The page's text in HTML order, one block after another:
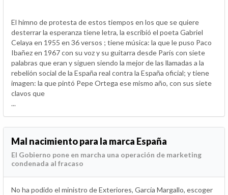
El himno de protesta de estos tiempos en los que se quiere
desterrar la esperanza tiene letra, la escribió el poeta Gabriel
Celaya en 1955 en 36 versos ; tiene música: la que le puso Paco
Ibañez en 1967 con su voz y su guitarra desde París con siete
palabras que eran y siguen siendo la mejor de las llamadas a la
rebelión social de la España real contra la España oficial; y tiene
imagen: la que pintó Pepe Ortega ese mismo año, con sus siete
clavos que
...
Mal nacimiento para la marca España
El Gobierno pone en marcha una operación de marketing
condenada al fracaso
No ha podido el ministro de Exteriores, García Margallo, escoger